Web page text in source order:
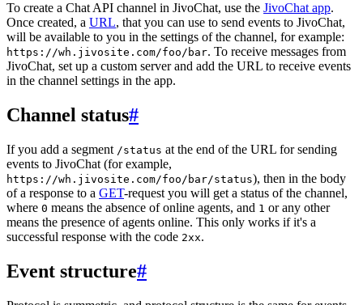
To create a Chat API channel in JivoChat, use the JivoChat app.
Once created, a URL, that you can use to send events to JivoChat,
will be available to you in the settings of the channel, for example:
https://wh.jivosite.com/foo/bar. To receive messages from
JivoChat, set up a custom server and add the URL to receive events
in the channel settings in the app.
Channel status#
If you add a segment /status at the end of the URL for sending
events to JivoChat (for example,
https://wh.jivosite.com/foo/bar/status), then in the body
of a response to a GET-request you will get a status of the channel,
where 0 means the absence of online agents, and 1 or any other
means the presence of agents online. This only works if it's a
successful response with the code 2xx.
Event structure#